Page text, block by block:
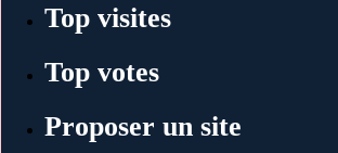
Top visites
Top votes
Proposer un site